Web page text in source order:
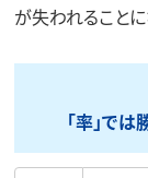
が失われることに
「率」で